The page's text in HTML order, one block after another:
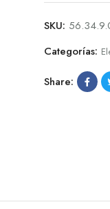
SKU:
Categorías:
Share: